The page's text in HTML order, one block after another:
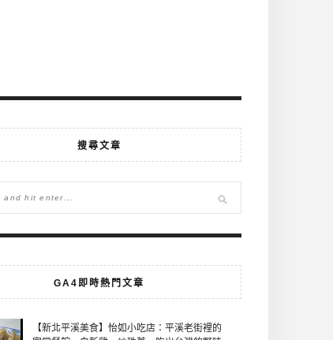
搜尋文章
GA4即時熱門文章
【新北平溪美食】怡如小吃店：平溪老街裡的